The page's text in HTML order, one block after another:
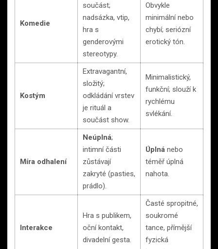
Komedie
součást;
nadsázka, vtip,
hra s
genderovými
stereotypy.
Obvykle
minimální nebo
chybí; seriózní
erotický tón.
Kostým
Extravagantní,
složitý;
odkládání vrstev
je rituál a
součást show.
Minimalistický,
funkční; slouží k
rychlému
svlékání.
Míra odhalení
Neúplná;
intimní části
zůstávají
zakryté (pasties,
prádlo).
Úplná nebo
téměř úplná
nahota.
Interakce
Hra s publikem,
oční kontakt,
divadelní gesta.
Časté spropitné,
soukromé
tance, přímější
fyzická